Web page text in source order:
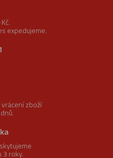
expedujeme.
zboží
3 roky.